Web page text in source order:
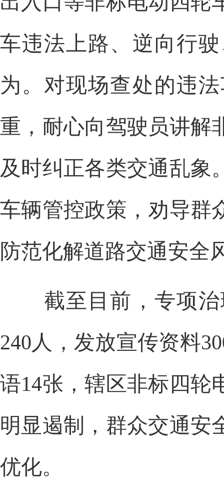
车违法上路、逆向行
为。对现场查处的违
重，耐心向驾驶员讲解
及时纠正各类交通乱象
车辆管控政策，劝导群
防范化解道路交通安全
截至目前，专项治
240人，发放宣传资料
语14张，辖区非标四轮
明显遏制，群众交通安
优化。